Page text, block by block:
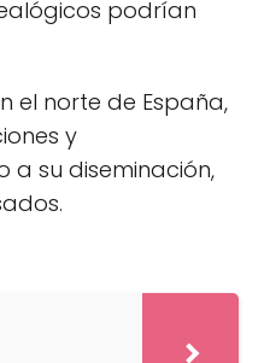
podrían
el norte de España,
y
su diseminación,